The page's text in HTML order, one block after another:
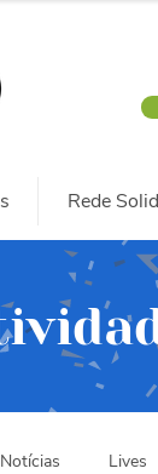
Rede
Notícias Lives